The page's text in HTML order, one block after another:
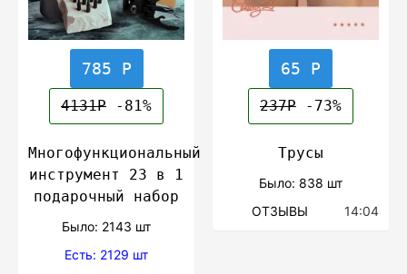
785 Р
4131Р -81%
Многофункциональный
инструмент 23 в 1
подарочный набор
Было: 2143 шт
Есть: 2129 шт
65 Р
237Р -73%
Трусы
Было: 838 шт
ОТЗЫВЫ
14:04